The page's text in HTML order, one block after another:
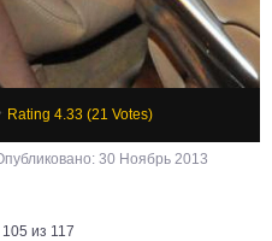
Rating 4.33 (21 Votes)
30 Ноябрь 2013
из 117